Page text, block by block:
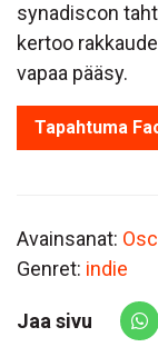
synadiscon
kertoo
vapaa pääsy.
Tapahtuma
Avainsanat:
Genret: indie
Jaa sivu